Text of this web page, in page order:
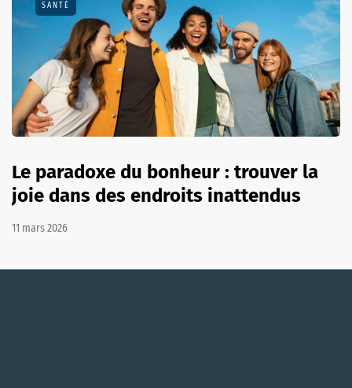
SANTÉ
Le paradoxe du bonheur : trouver la
joie dans des endroits inattendus
11 mars 2026